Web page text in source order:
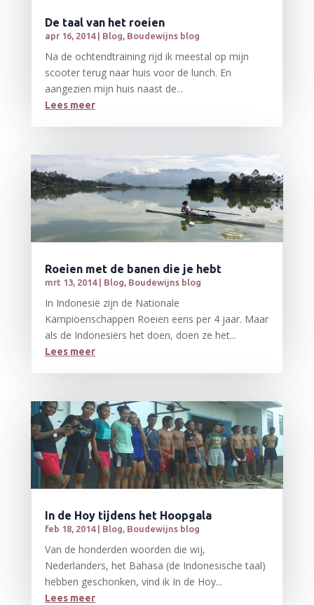
De taal van het roeien
apr 16, 2014| Blog, Boudewijns blog
Na de ochtendtraining rijd ik meestal op mijn
scooter terug naar huis voor de lunch. En
aangezien mijn huis naast de...
Lees meer
Roeien met de banen die je hebt
mrt 13, 2014| Blog Boudewijns blog
In Indonesië zijn de Nationale
Kampioenschappen Roeien eens per 4 jaar. Maar
als de Indonesiërs het doen, doen ze het...
Lees meer
In de Hoy tijdens het Hoopgala
feb 18, 2014| Blog Boudewijns blog
Van de honderden woorden die wij,
Nederlanders, het Bahasa (de Indonesische taal)
hebben geschonken, vind ik In de Hoy...
Lees meer